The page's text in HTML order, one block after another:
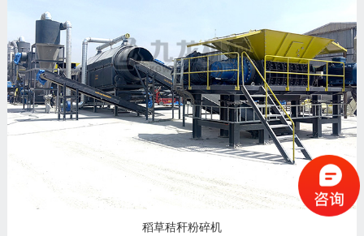
稻草秸秆粉碎机